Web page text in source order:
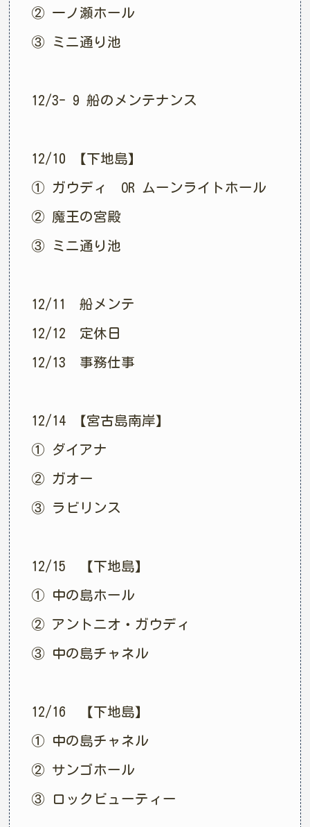
② 一ノ瀬ホール
③ ミニ通り池
12/3- 9 船のメンテナンス
12/10 【下地島】
① ガウディ OR ムーンライトホール
② 魔王の宮殿
③ ミニ通り池
12/11 船メンテ
12/12 定休日
12/13 事務仕事
12/14 【宮古島南岸】
① ダイアナ
② ガオー
③ ラビリンス
12/15 【下地島】
① 中の島ホール
② アントニオ・ガウディ
③ 中の島チャネル
12/16 【下地島】
① 中の島チャネル
② サンゴホール
③ ロックビューティー